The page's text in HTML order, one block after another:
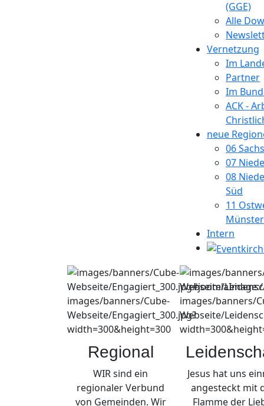
(GGE)
Alle
Vernetzung
Im
Partner
Im Bund
ACK -
neue
06
07
08
Süd
11
Intern
Regional
WIR sind ein
regionaler Verbund
von Gemeinden. Wir
Jesus hat uns
angesteckt mit
Flamme der